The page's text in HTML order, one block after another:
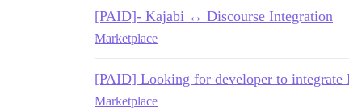
[PAID]- Kajabi ↔ Discourse Integration
Marketplace
[PAID] Looking for developer to integrate
Marketplace